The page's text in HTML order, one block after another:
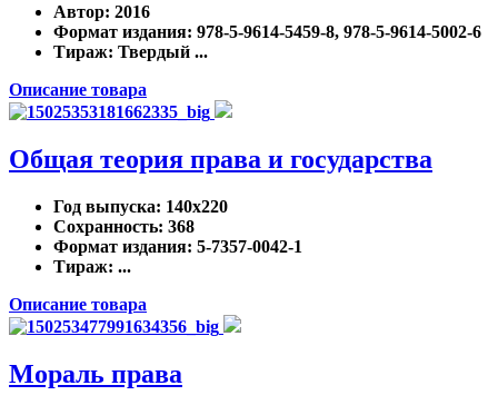
Автор: 2016
Формат издания: 978-5-9614-5459-8, 978-5-9614-5002-6
Тираж: Твердый ...
Описание товара
Общая теория права и государства
Год выпуска: 140x220
Сохранность: 368
Формат издания: 5-7357-0042-1
Тираж: ...
Описание товара
Мораль права